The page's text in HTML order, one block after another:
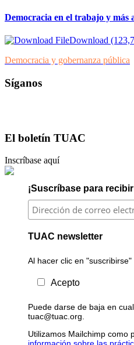
Democracia en el trabajo y más
Download
Democracia y gobernanza pública
Síganos
El boletín TUAC
Inscríbase aquí
¡Suscríbase para
TUAC newsletter
Al hacer clic en
Acepto
Puede darse de baja en
tuac@tuac.org.
Utilizamos Mailchimp como